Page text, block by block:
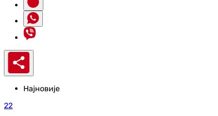
Најновије
22